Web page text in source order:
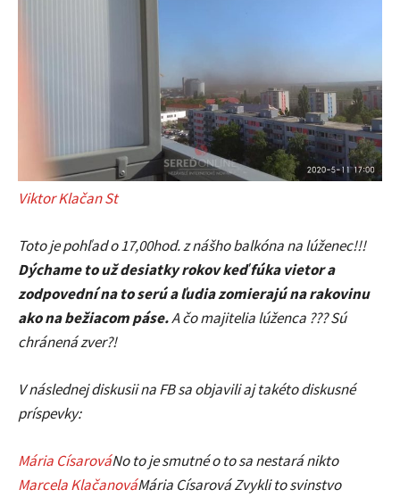
Viktor Klačan St
Toto je pohľad o 17,00hod. z nášho balkóna na lúženec!!!
Dýchame to už desiatky rokov keď fúka vietor a
zodpovední na to serú a ľudia zomierajú na rakovinu
ako na bežiacom páse.A čo majitelia lúženca ??? Sú
chránená zver?!
V následnej diskusii na FB sa objavili aj takéto diskusné
príspevky:
Mária CísarováNo to je smutné o to sa nestará nikto
Marcela KlačanováMária Císarová Zvykli to svinstvo